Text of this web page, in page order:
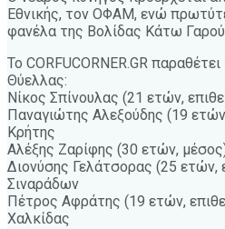
Εθνικής, τον ΟΦΑΜ, ενώ
φανέλα της Βολίδας Κάτω
Το CORFUCORNER.GR
Θύελλας:
Νίκος Σπίνουλας (21 ετών,
Παναγιώτης Αλεξούδης (19
Κρήτης
Αλέξης Ζαρίφης (30 ετών,
Διονύσης Γελάτσορας (25 ετών,
Σιναράδων
Πέτρος Αφράτης (19 ετών,
Χαλκίδας